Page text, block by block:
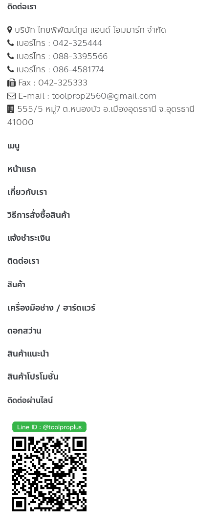
ติดต่อเรา
บริษัท ไทยพิพัฒน์ทูล แอนด์ โฮมมาร์ท จำกัด
เบอร์โทร : 042-325444
เบอร์โทร : 088-3395566
เบอร์โทร : 086-4581774
Fax : 042-325333
E-mail : toolprop2560@gmail.com
555/5 หมู่7 ต.หนองบัว อ.เมืองอุดรธานี จ.อุดรธานี
41000
เมนู
หน้าแรก
เกี่ยวกับเรา
วิธีการสั่งซื้อสินค้า
แจ้งชำระเงิน
ติดต่อเรา
สินค้า
เครื่องมือช่าง / ฮาร์ดแวร์
ดอกสว่าน
สินค้าแนะนำ
สินค้าโปรโมชั่น
ติดต่อผ่านไลน์